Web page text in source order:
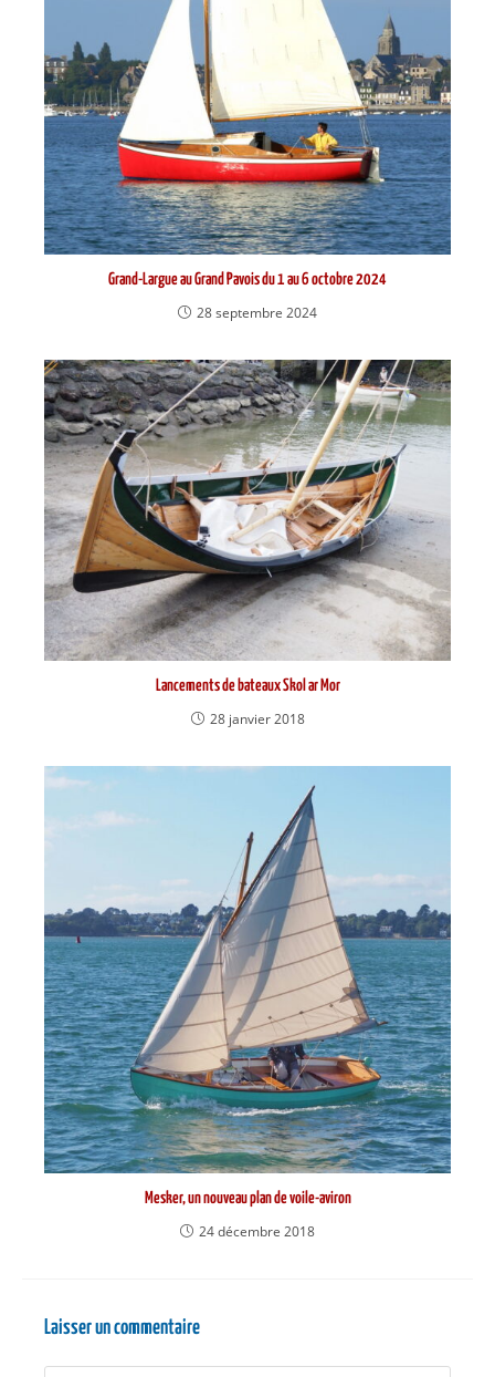
Grand-Largue au Grand Pavois du 1 au 6 octobre 2024
28 septembre 2024
Lancements de bateaux Skol ar Mor
28 janvier 2018
Mesker, un nouveau plan de voile-aviron
24 décembre 2018
Laisser un commentaire